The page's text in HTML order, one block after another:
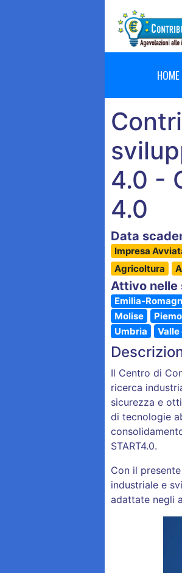
HOME
4.0 -
4.0
Data
Impresa
Agricoltura
Attivo nelle
Emilia-
Molise
Umbria
Valle
Il Centro di
ricerca
sicurezza e
di tecnologie
START4.0.
Con il
industriale e
adattate negli